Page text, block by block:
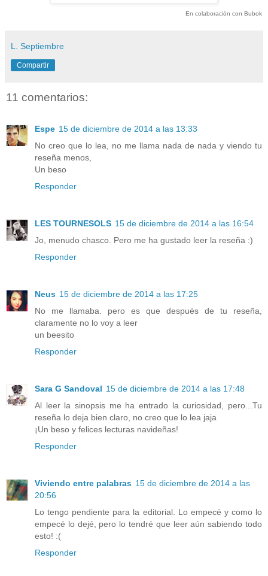
En colaboración con Bubok
L. Septiembre
Compartir
11 comentarios:
Espe 15 de diciembre de 2014 a las 13:33
No creo que lo lea, no me llama nada de nada y viendo tu
reseña menos,
Un beso
Responder
LES TOURNESOLS 15 de diciembre de 2014 a las 16:54
Jo, menudo chasco. Pero me ha gustado leer la reseña :)
Responder
Neus 15 de diciembre de 2014 a las 17:25
No me llamaba. pero es que después de tu reseña,
claramente no lo voy a leer
un beesito
Responder
Sara G Sandoval 15 de diciembre de 2014 a las 17:48
Al leer la sinopsis me ha entrado la curiosidad, pero...Tu
reseña lo deja bien claro, no creo que lo lea jaja
¡Un beso y felices lecturas navideñas!
Responder
Viviendo entre palabras 15 de diciembre de 2014 a las
20:56
Lo tengo pendiente para la editorial. Lo empecé y como lo
empecé lo dejé, pero lo tendré que leer aún sabiendo todo
esto! :(
Responder